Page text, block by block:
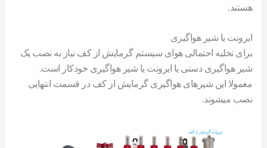
هستند.
ایرونت یا شیر هواگیری
برای تخلیه احتمالی هوای سیستم گرمایش از کف نیاز به نصب یک
شیر هواگیری دستی یا ایرونت یا شیر هواگیری خودکار است.
معمولا این شیرهای هواگیری گرمایش از کف در قسمت انتهایی
نصب میشوند.